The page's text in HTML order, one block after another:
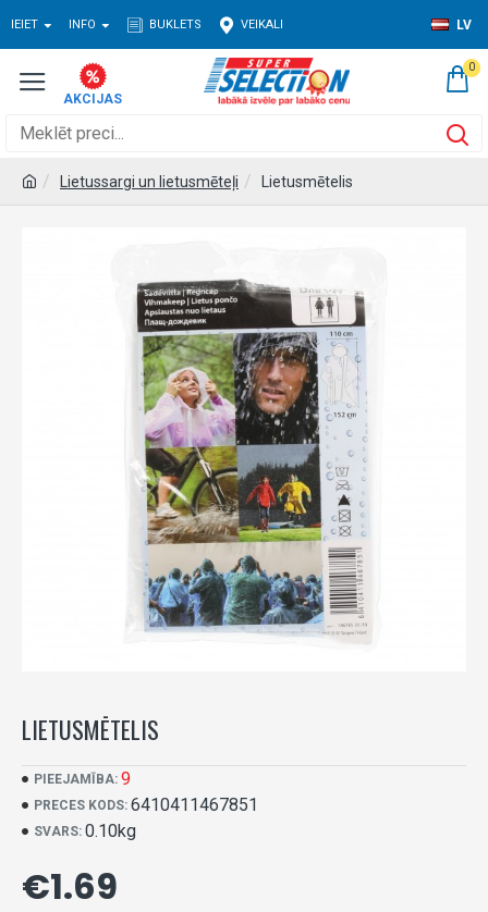
IEIET INFO BUKLETS VEIKALI LV
0
Lietussargi un lietusmēteļi Lietusmētelis
LIETUSMĒTELIS
PIEEJAMĪBA: 9
PRECES KODS: 6410411467851
SVARS: 0.10kg
€1.69